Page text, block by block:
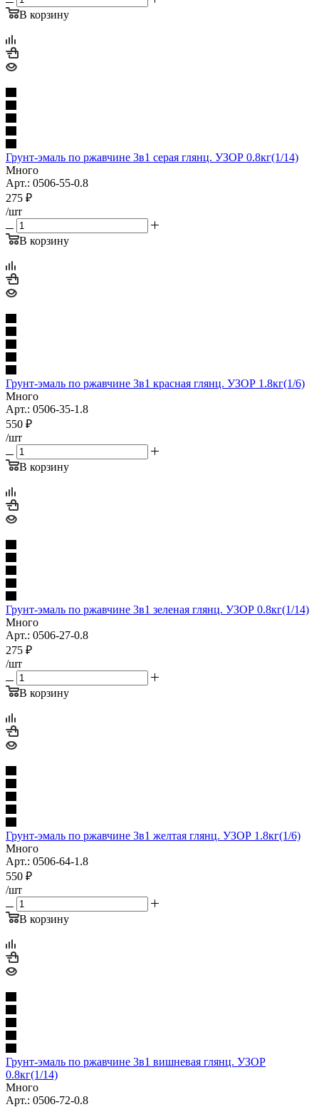
В корзину
Грунт-эмаль по ржавчине 3в1 серая глянц. УЗОР 0.8кг(1/14)
Много
Арт.: 0506-55-0.8
275 ₽
/шт
В корзину
Грунт-эмаль по ржавчине 3в1 красная глянц. УЗОР 1.8кг(1/6)
Много
Арт.: 0506-35-1.8
550 ₽
/шт
В корзину
Грунт-эмаль по ржавчине 3в1 зеленая глянц. УЗОР 0.8кг(1/14)
Много
Арт.: 0506-27-0.8
275 ₽
/шт
В корзину
Грунт-эмаль по ржавчине 3в1 желтая глянц. УЗОР 1.8кг(1/6)
Много
Арт.: 0506-64-1.8
550 ₽
/шт
В корзину
Грунт-эмаль по ржавчине 3в1 вишневая глянц. УЗОР
0.8кг(1/14)
Много
Арт.: 0506-72-0.8